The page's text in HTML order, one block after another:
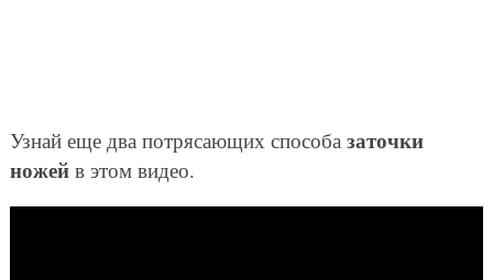
Узнай еще два потрясающих способа заточки
ножейв этом видео.